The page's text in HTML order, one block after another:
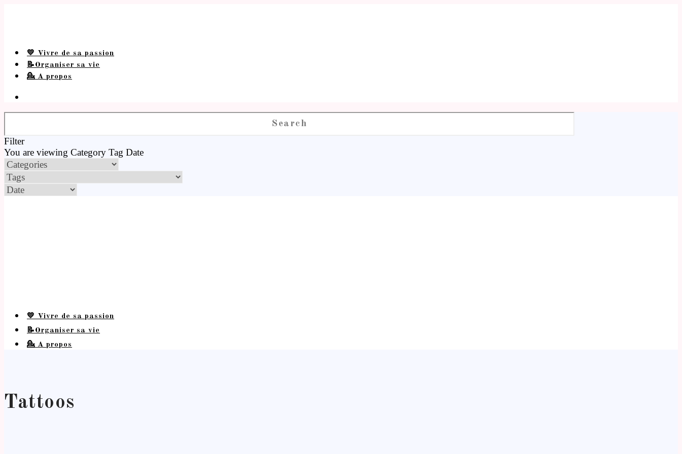
💛 Vivre de sa passion
📝Organiser sa vie
💁 A propos
Filter
You are viewing Category Tag Date
💛 Vivre de sa passion
📝Organiser sa vie
💁 A propos
Tattoos